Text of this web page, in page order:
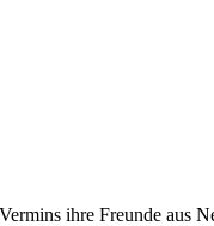
ihre Freunde aus